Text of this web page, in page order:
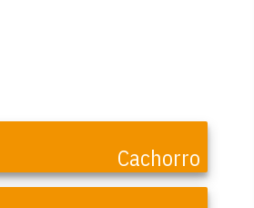
Cachorro